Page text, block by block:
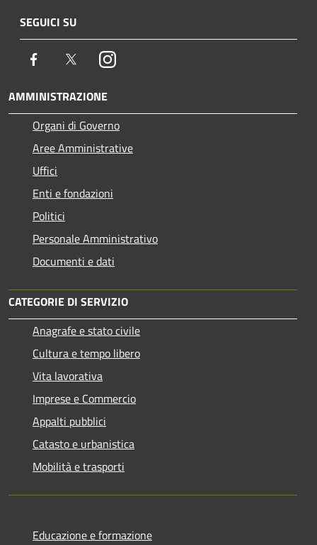
SEGUICI SU
Facebook TwitterInstagram
AMMINISTRAZIONE
Organi di Governo
Aree Amministrative
Uffici
Enti e fondazioni
Politici
Personale Amministrativo
Documenti e dati
CATEGORIE DI SERVIZIO
Anagrafe e stato civile
Cultura e tempo libero
Vita lavorativa
Imprese e Commercio
Appalti pubblici
Catasto e urbanistica
Mobilità e trasporti
Educazione e formazione